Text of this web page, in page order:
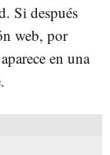
Si después
web, por
en una